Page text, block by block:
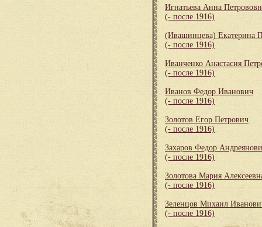
Игнатьева Анна
(- после 1916)
(Ивашинцева) Екатерина
(- после 1916)
Иванченко Анастасия
(- после 1916)
Иванов Федор Иванович
(- после 1916)
Золотов Егор Петрович
(- после 1916)
Захаров Федор
(- после 1916)
Золотова Мария
(- после 1916)
Зеленцов Михаил
(- после 1916)